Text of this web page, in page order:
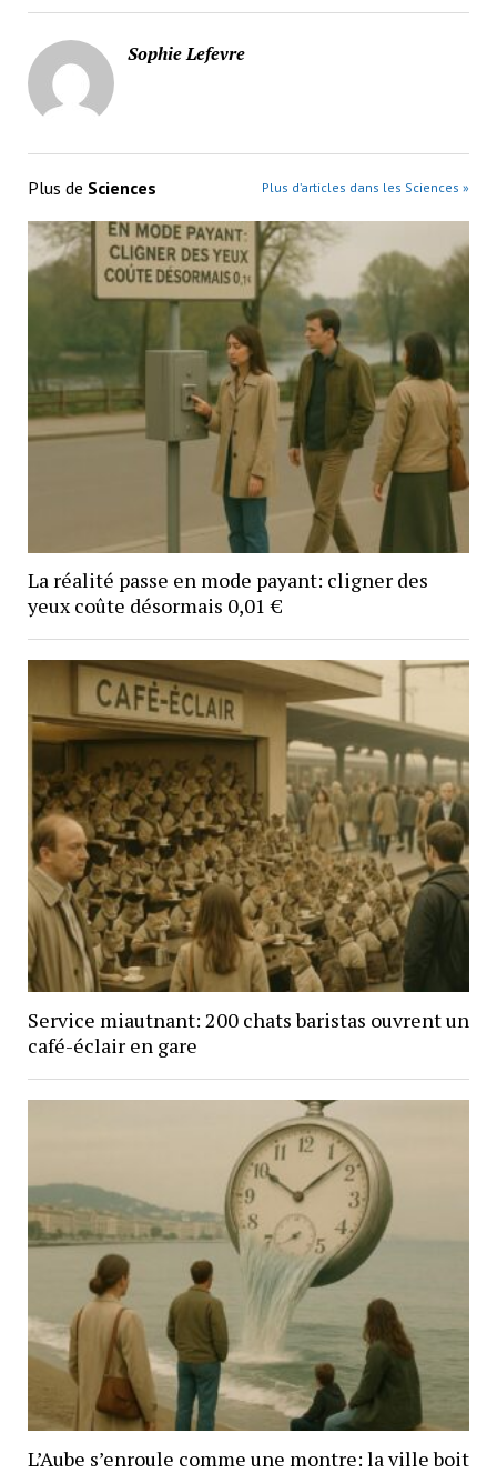
Sophie Lefevre
Plus de Sciences Plus d’articles dans les Sciences »
La réalité passe en mode payant: cligner des
yeux coûte désormais 0,01 €
Service miautnant: 200 chats baristas ouvrent un
café-éclair en gare
L’Aube s’enroule comme une montre: la ville boit